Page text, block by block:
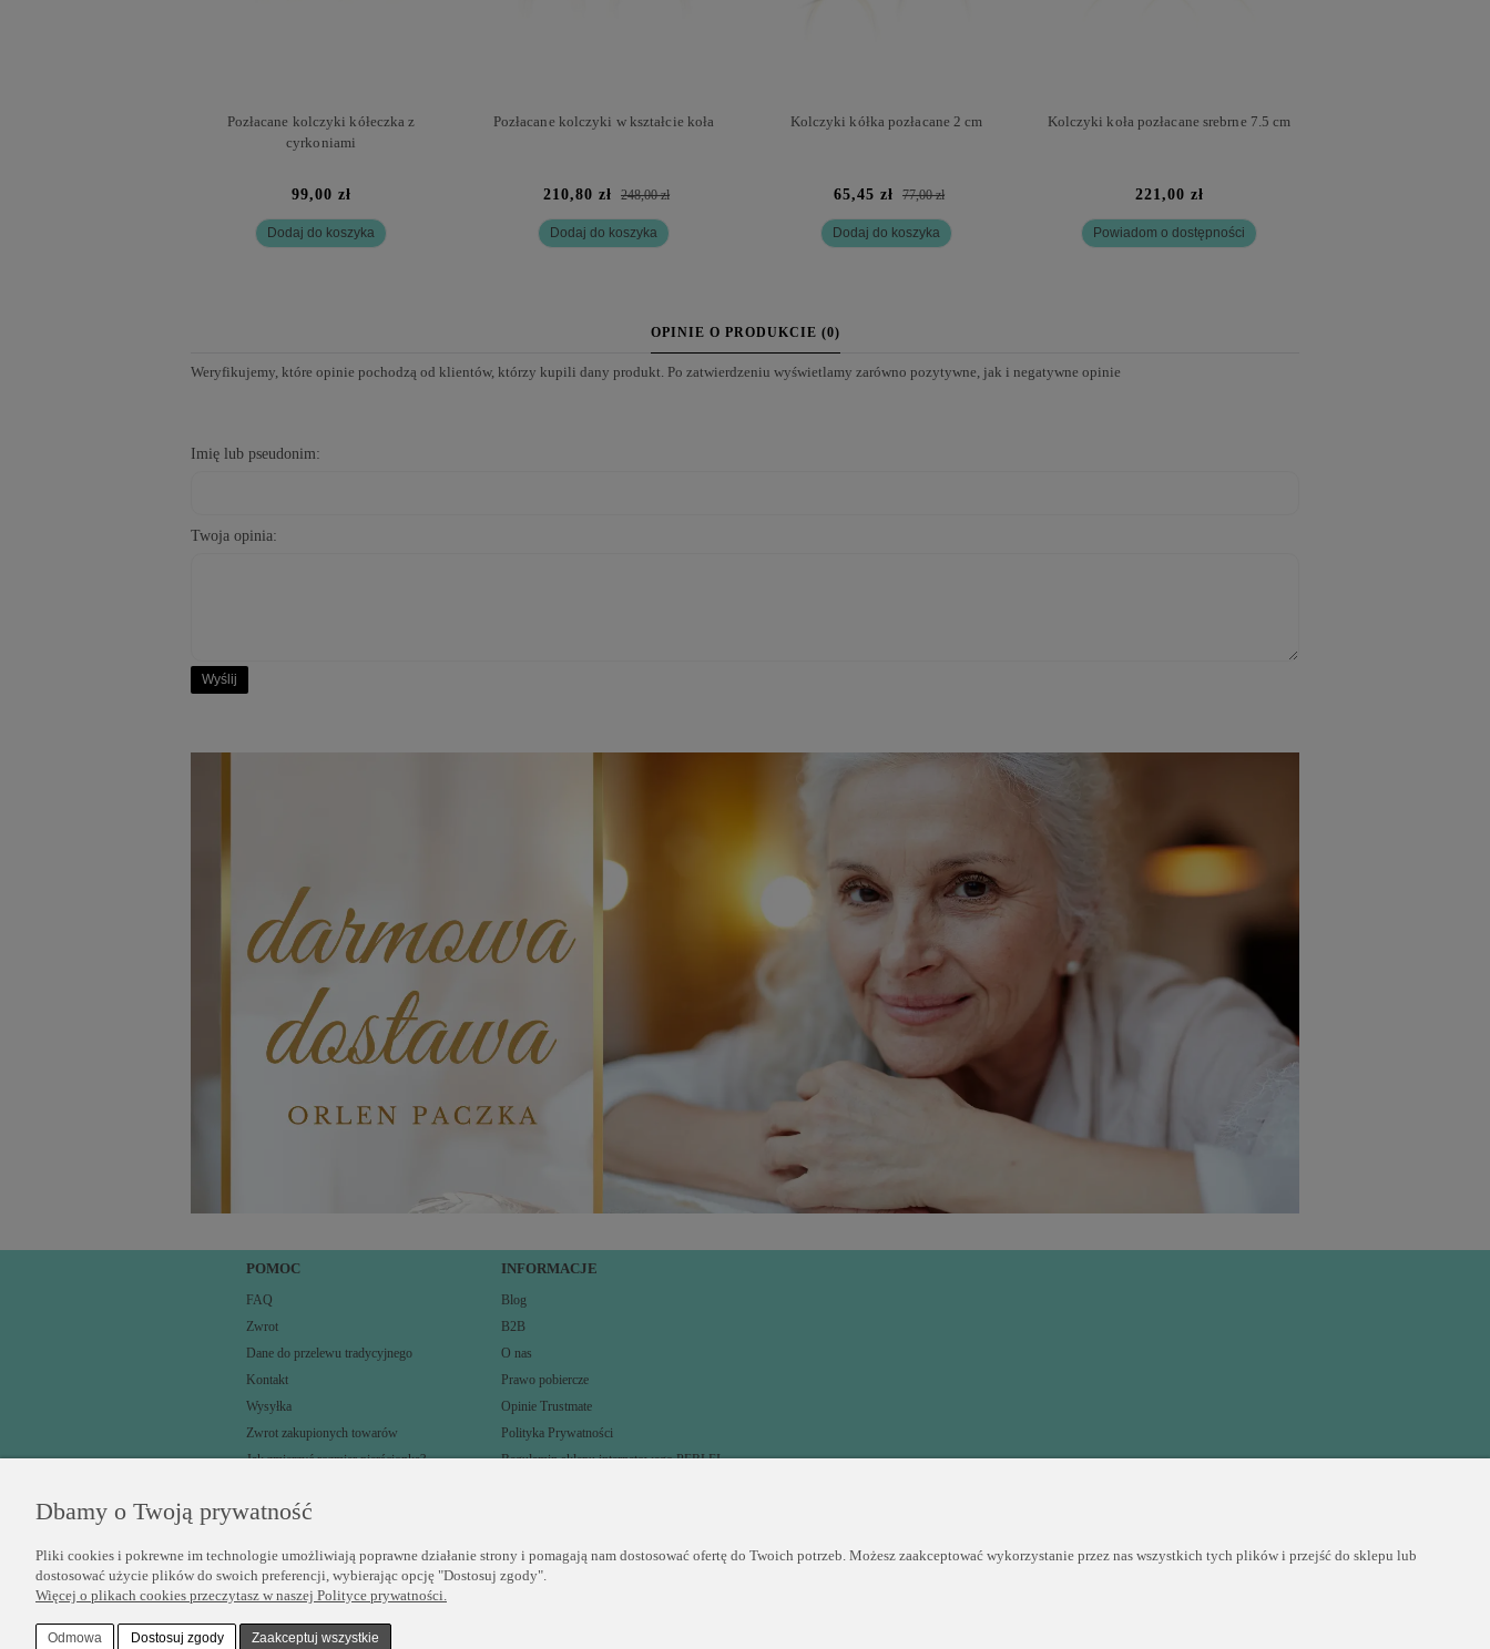
Pozłacane kolczyki kółeczka z
cyrkoniami
99,00 zł
Dodaj do koszyka
Pozłacane kolczyki w kształcie koła
210,80 zł 248,00 zł
Dodaj do koszyka
Kolczyki kółka pozłacane 2 cm
65,45 zł 77,00 zł
Dodaj do koszyka
Kolczyki koła pozłacane srebrne 7.5 cm
221,00 zł
Powiadom o dostępności
OPINIE O PRODUKCIE (0)
Weryfikujemy, które opinie pochodzą od klientów, którzy kupili dany produkt. Po zatwierdzeniu wyświetlamy zarówno pozytywne, jak i negatywne opinie
Imię lub pseudonim:
Twoja opinia:
Wyślij
POMOC
FAQ
Zwrot
Dane do przelewu tradycyjnego
Kontakt
Wysyłka
Zwrot zakupionych towarów
Jak zmierzyć rozmiar pierścionka?
INFORMACJE
Blog
B2B
O nas
Prawo pobiercze
Opinie Trustmate
Polityka Prywatności
Regulamin sklepu internetowego PERLEI
Dbamy o Twoją prywatność
Pliki cookies i pokrewne im technologie umożliwiają poprawne działanie strony i pomagają nam dostosować ofertę do Twoich potrzeb. Możesz zaakceptować wykorzystanie przez nas wszystkich tych plików i przejść do sklepu lub
dostosować użycie plików do swoich preferencji, wybierając opcję "Dostosuj zgody".
Więcej o plikach cookies przeczytasz w naszej Polityce prywatności.
Odmowa Dostosuj zgody Zaakceptuj wszystkie